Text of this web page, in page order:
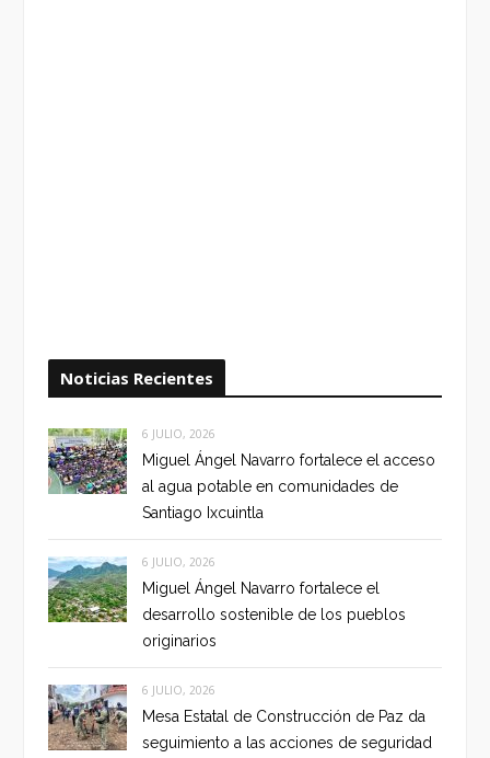
Noticias Recientes
6 JULIO, 2026
Miguel Ángel Navarro fortalece el acceso
al agua potable en comunidades de
Santiago Ixcuintla
6 JULIO, 2026
Miguel Ángel Navarro fortalece el
desarrollo sostenible de los pueblos
originarios
6 JULIO, 2026
Mesa Estatal de Construcción de Paz da
seguimiento a las acciones de seguridad